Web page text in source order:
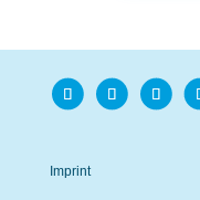
Imprint